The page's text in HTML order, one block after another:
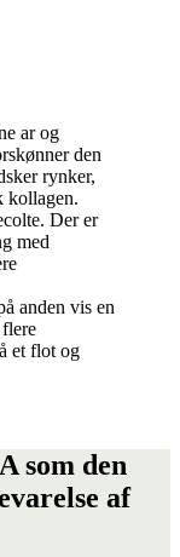
ar og
den
rynker,
kollagen.
Der er
med
anden vis en
et flot og
som den
af